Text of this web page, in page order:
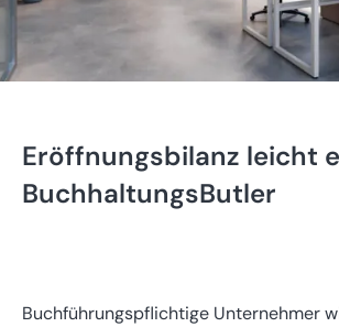
Gliederung
Eröffnungsbilanz leicht erklärt |
Was ist eine Eröffnungsbilanz?
Eröffnungsbilanz leicht
BuchhaltungsButler
Buchführungspflichtige Unternehmer